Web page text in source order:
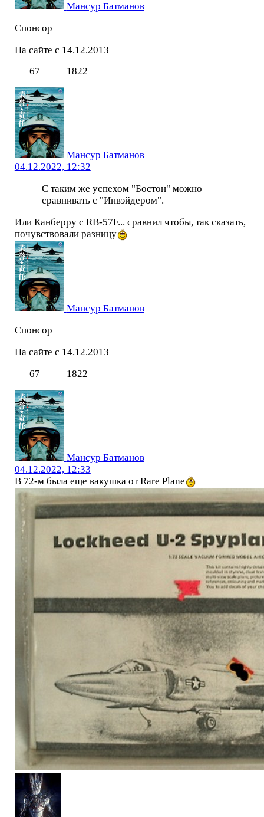
Мансур Батманов
Спонсор
На сайте с 14.12.2013
67
1822
Мансур Батманов
04.12.2022, 12:32
С таким же успехом "Бостон" можно
сравнивать с "Инвэйдером".
Или Канберру с RB-57F... сравнил чтобы, так сказать,
почувствовали разницу
Мансур Батманов
Спонсор
На сайте с 14.12.2013
67
1822
Мансур Батманов
04.12.2022, 12:33
В 72-м была еще вакушка от Rare Plane